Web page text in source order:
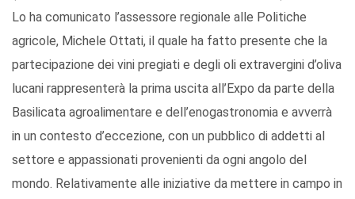
Lo ha comunicato l’assessore regionale alle Politiche
agricole, Michele Ottati, il quale ha fatto presente che la
partecipazione dei vini pregiati e degli oli extravergini d’oliva
lucani rappresenterà la prima uscita all’Expo da parte della
Basilicata agroalimentare e dell’enogastronomia e avverrà
in un contesto d’eccezione, con un pubblico di addetti al
settore e appassionati provenienti da ogni angolo del
mondo. Relativamente alle iniziative da mettere in campo in